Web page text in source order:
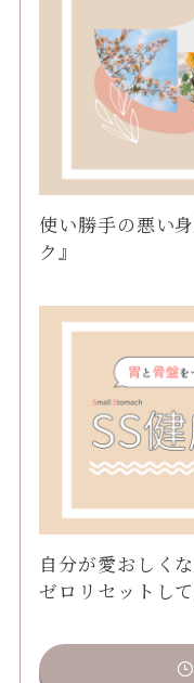
使い勝手の悪い
ク』
自分が愛おしく
ゼロリセットし